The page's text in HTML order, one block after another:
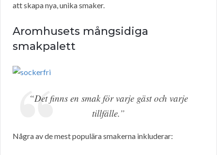
att skapa nya, unika smaker.
Aromhusets mångsidiga
smakpalett
“Det finns en smak för varje gäst och varje
tillfälle.”
Några av de mest populära smakerna inkluderar: